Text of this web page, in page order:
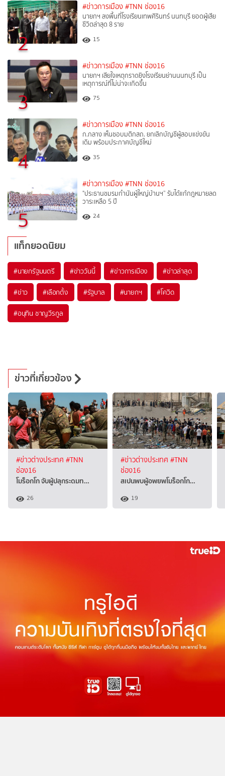
2
#ข่าวการเมือง #TNN ช่อง16
นายกฯ ลงพื้นที่โรงเรียนเทพศิรินทร์ นนทบุรี ยอดผู้เสีย
ชีวิตล่าสุด 8 ราย
15
3
#ข่าวการเมือง #TNN ช่อง16
นายกฯ เสียใจเหตุกราดยิงโรงเรียนย่านนนทบุรี เป็น
เหตุการณ์ที่ไม่น่าจะเกิดขึ้น
75
4
#ข่าวการเมือง #TNN ช่อง16
ก.กลาง เห็นชอบมติกสถ. ยกเลิกบัญชีผู้สอบแข่งขัน
เดิม พร้อมประกาศบัญชีใหม่
35
5
#ข่าวการเมือง #TNN ช่อง16
"ประธานชมรมกำนันผู้ใหญ่บ้านฯ” รับได้แก้กฎหมายลด
วาระเหลือ 5 ปี
24
แท็กยอดนิยม
#นายกรัฐมนตรี #ข่าววันนี้ #ข่าวการเมือง #ข่าวล่าสุด
#ข่าว #เลือกตั้ง #รัฐบาล #นายกฯ #โควิด
#อนุทิน ชาญวีรกูล
ข่าวที่เกี่ยวข้อง
#ข่าวต่างประเทศ #TNN
ช่อง16
โมร็อกโก จับผู้ปลุกระดมท…
26
#ข่าวต่างประเทศ #TNN
ช่อง16
สเปนพบผู้อพยพโมร็อกโก…
19